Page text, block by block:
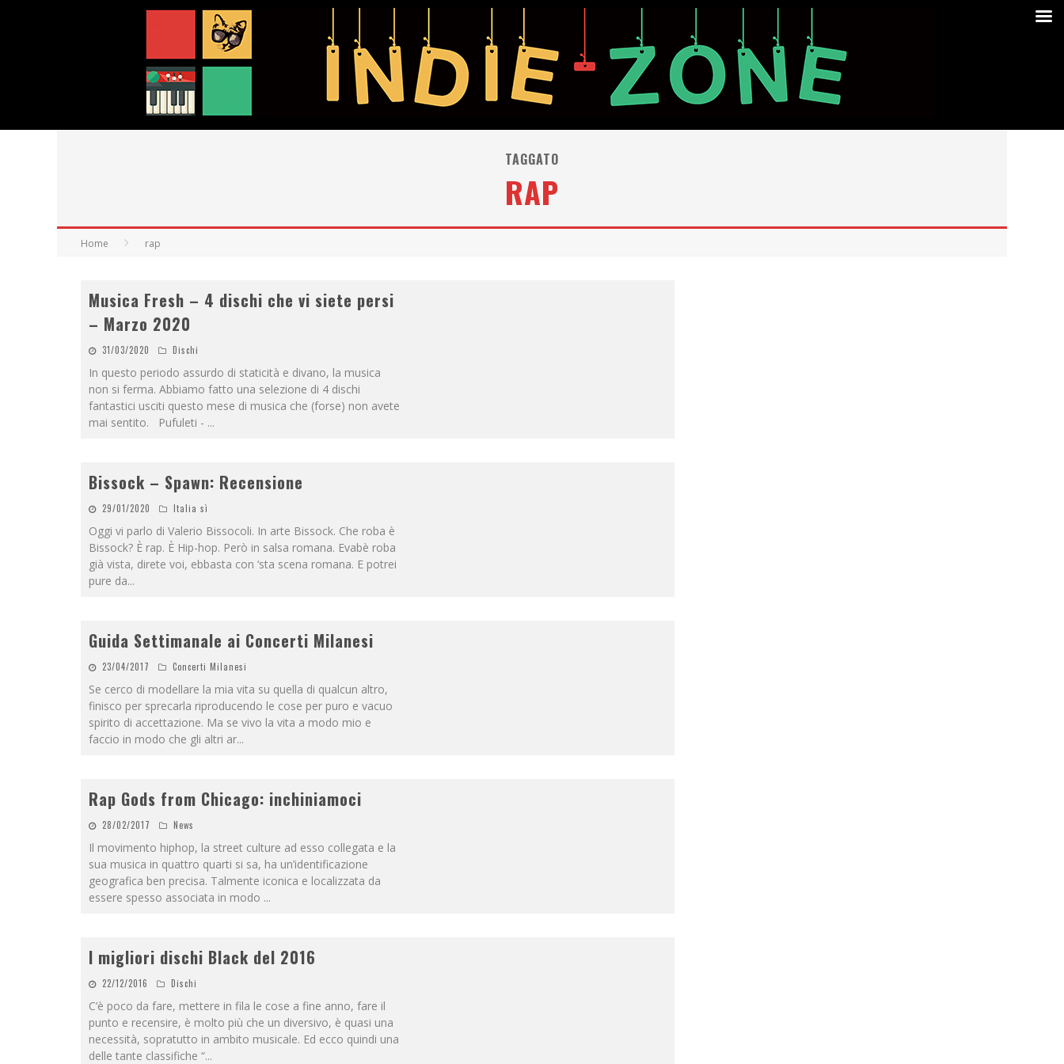
TAGGATO
RAP
Home rap
Musica Fresh – 4 dischi che vi siete persi
– Marzo 2020
31/03/2020 Dischi
In questo periodo assurdo di staticità e divano, la musica
non si ferma. Abbiamo fatto una selezione di 4 dischi
fantastici usciti questo mese di musica che (forse) non avete
mai sentito. Pufuleti - ...
Bissock – Spawn: Recensione
29/01/2020 Italia sì
Oggi vi parlo di Valerio Bissocoli. In arte Bissock. Che roba è
Bissock? È rap. È Hip-hop. Però in salsa romana. Evabè roba
già vista, direte voi, ebbasta con ‘sta scena romana. E potrei
pure da...
Guida Settimanale ai Concerti Milanesi
23/04/2017 Concerti Milanesi
Se cerco di modellare la mia vita su quella di qualcun altro,
finisco per sprecarla riproducendo le cose per puro e vacuo
spirito di accettazione. Ma se vivo la vita a modo mio e
faccio in modo che gli altri ar...
Rap Gods from Chicago: inchiniamoci
28/02/2017 News
Il movimento hiphop, la street culture ad esso collegata e la
sua musica in quattro quarti si sa, ha un’identificazione
geografica ben precisa. Talmente iconica e localizzata da
essere spesso associata in modo ...
I migliori dischi Black del 2016
22/12/2016 Dischi
C’è poco da fare, mettere in fila le cose a fine anno, fare il
punto e recensire, è molto più che un diversivo, è quasi una
necessità, sopratutto in ambito musicale. Ed ecco quindi una
delle tante classifiche “...